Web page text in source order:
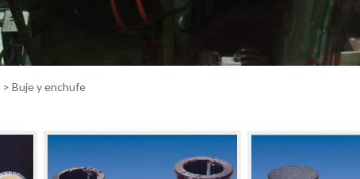
> Buje y enchufe